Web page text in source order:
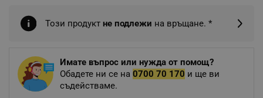
Този продукт не подлежи на връщане. *
Имате въпрос или нужда от помощ?
Обадете ни се на 0700 70 170 и ще ви
съдействаме.